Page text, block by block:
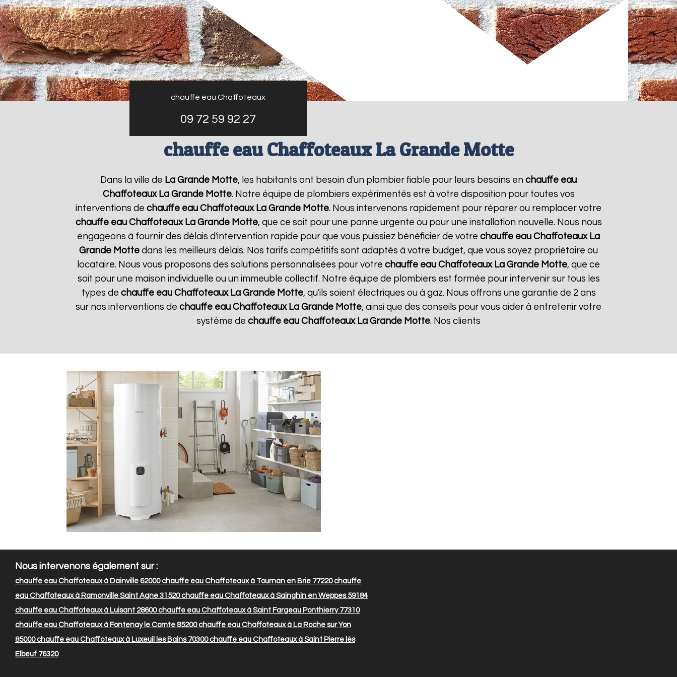
chauffe eau Chaffoteaux
09 72 59 92 27
chauffe eau Chaffoteaux La Grande Motte
Dans la ville de La Grande Motte, les habitants ont besoin d'un plombier fiable pour leurs besoins en chauffe eau
Chaffoteaux La Grande Motte. Notre équipe de plombiers expérimentés est à votre disposition pour toutes vos
interventions de chauffe eau Chaffoteaux La Grande Motte. Nous intervenons rapidement pour réparer ou remplacer votre
chauffe eau Chaffoteaux La Grande Motte, que ce soit pour une panne urgente ou pour une installation nouvelle. Nous nous
engageons à fournir des délais d'intervention rapide pour que vous puissiez bénéficier de votre chauffe eau Chaffoteaux La
Grande Motte dans les meilleurs délais. Nos tarifs compétitifs sont adaptés à votre budget, que vous soyez propriétaire ou
locataire. Nous vous proposons des solutions personnalisées pour votre chauffe eau Chaffoteaux La Grande Motte, que ce
soit pour une maison individuelle ou un immeuble collectif. Notre équipe de plombiers est formée pour intervenir sur tous les
types de chauffe eau Chaffoteaux La Grande Motte, qu'ils soient électriques ou à gaz. Nous offrons une garantie de 2 ans
sur nos interventions de chauffe eau Chaffoteaux La Grande Motte, ainsi que des conseils pour vous aider à entretenir votre
système de chauffe eau Chaffoteaux La Grande Motte. Nos clients
Nous intervenons également sur :
chauffe eau Chaffoteaux à Dainville 62000chauffe eau Chaffoteaux à Tournan en Brie 77220chauffe
eau Chaffoteaux à Ramonville Saint Agne 31520chauffe eau Chaffoteaux à Sainghin en Weppes 59184
chauffe eau Chaffoteaux à Luisant 28600chauffe eau Chaffoteaux à Saint Fargeau Ponthierry 77310
chauffe eau Chaffoteaux à Fontenay le Comte 85200chauffe eau Chaffoteaux à La Roche sur Yon
85000chauffe eau Chaffoteaux à Luxeuil les Bains 70300chauffe eau Chaffoteaux à Saint Pierre lès
Elbeuf 76320